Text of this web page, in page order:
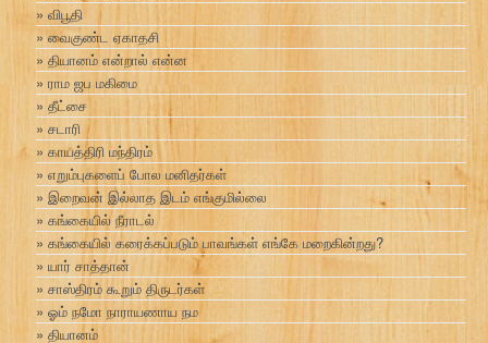
விபூதி
வைகுண்ட ஏகாதசி
தியானம் என்றால் என்ன
ராம ஜப மகிமை
தீட்சை
சடாரி
காயத்திரி மந்திரம்
எறும்புகளைப் போல மனிதர்கள்
இறைவன் இல்லாத இடம் எங்குமில்லை
கங்கையில் நீராடல்
கங்கையில் கரைக்கப்படும் பாவங்கள் எங்கே மறைகின்றது?
யார் சாத்தான்
சாஸ்திரம் கூறும் திருடர்கள்
ஓம் நமோ நாராயணாய நம
தியானம்